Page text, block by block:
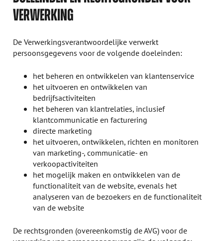
VERWERKING
De Verwerkingsverantwoordelijke verwerkt
persoonsgegevens voor de volgende doeleinden:
het beheren en ontwikkelen van klantenservice
het uitvoeren en ontwikkelen van
bedrijfsactiviteiten
het beheren van klantrelaties, inclusief
klantcommunicatie en facturering
directe marketing
het uitvoeren, ontwikkelen, richten en monitoren
van marketing-, communicatie- en
verkoopactiviteiten
het mogelijk maken en ontwikkelen van de
functionaliteit van de website, evenals het
analyseren van de bezoekers en de functionaliteit
van de website
De rechtsgronden (overeenkomstig de AVG) voor de